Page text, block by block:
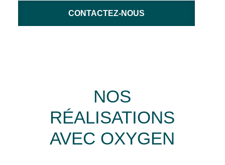
CONTACTEZ-NOUS
NOS
RÉALISATIONS
AVEC OXYGEN